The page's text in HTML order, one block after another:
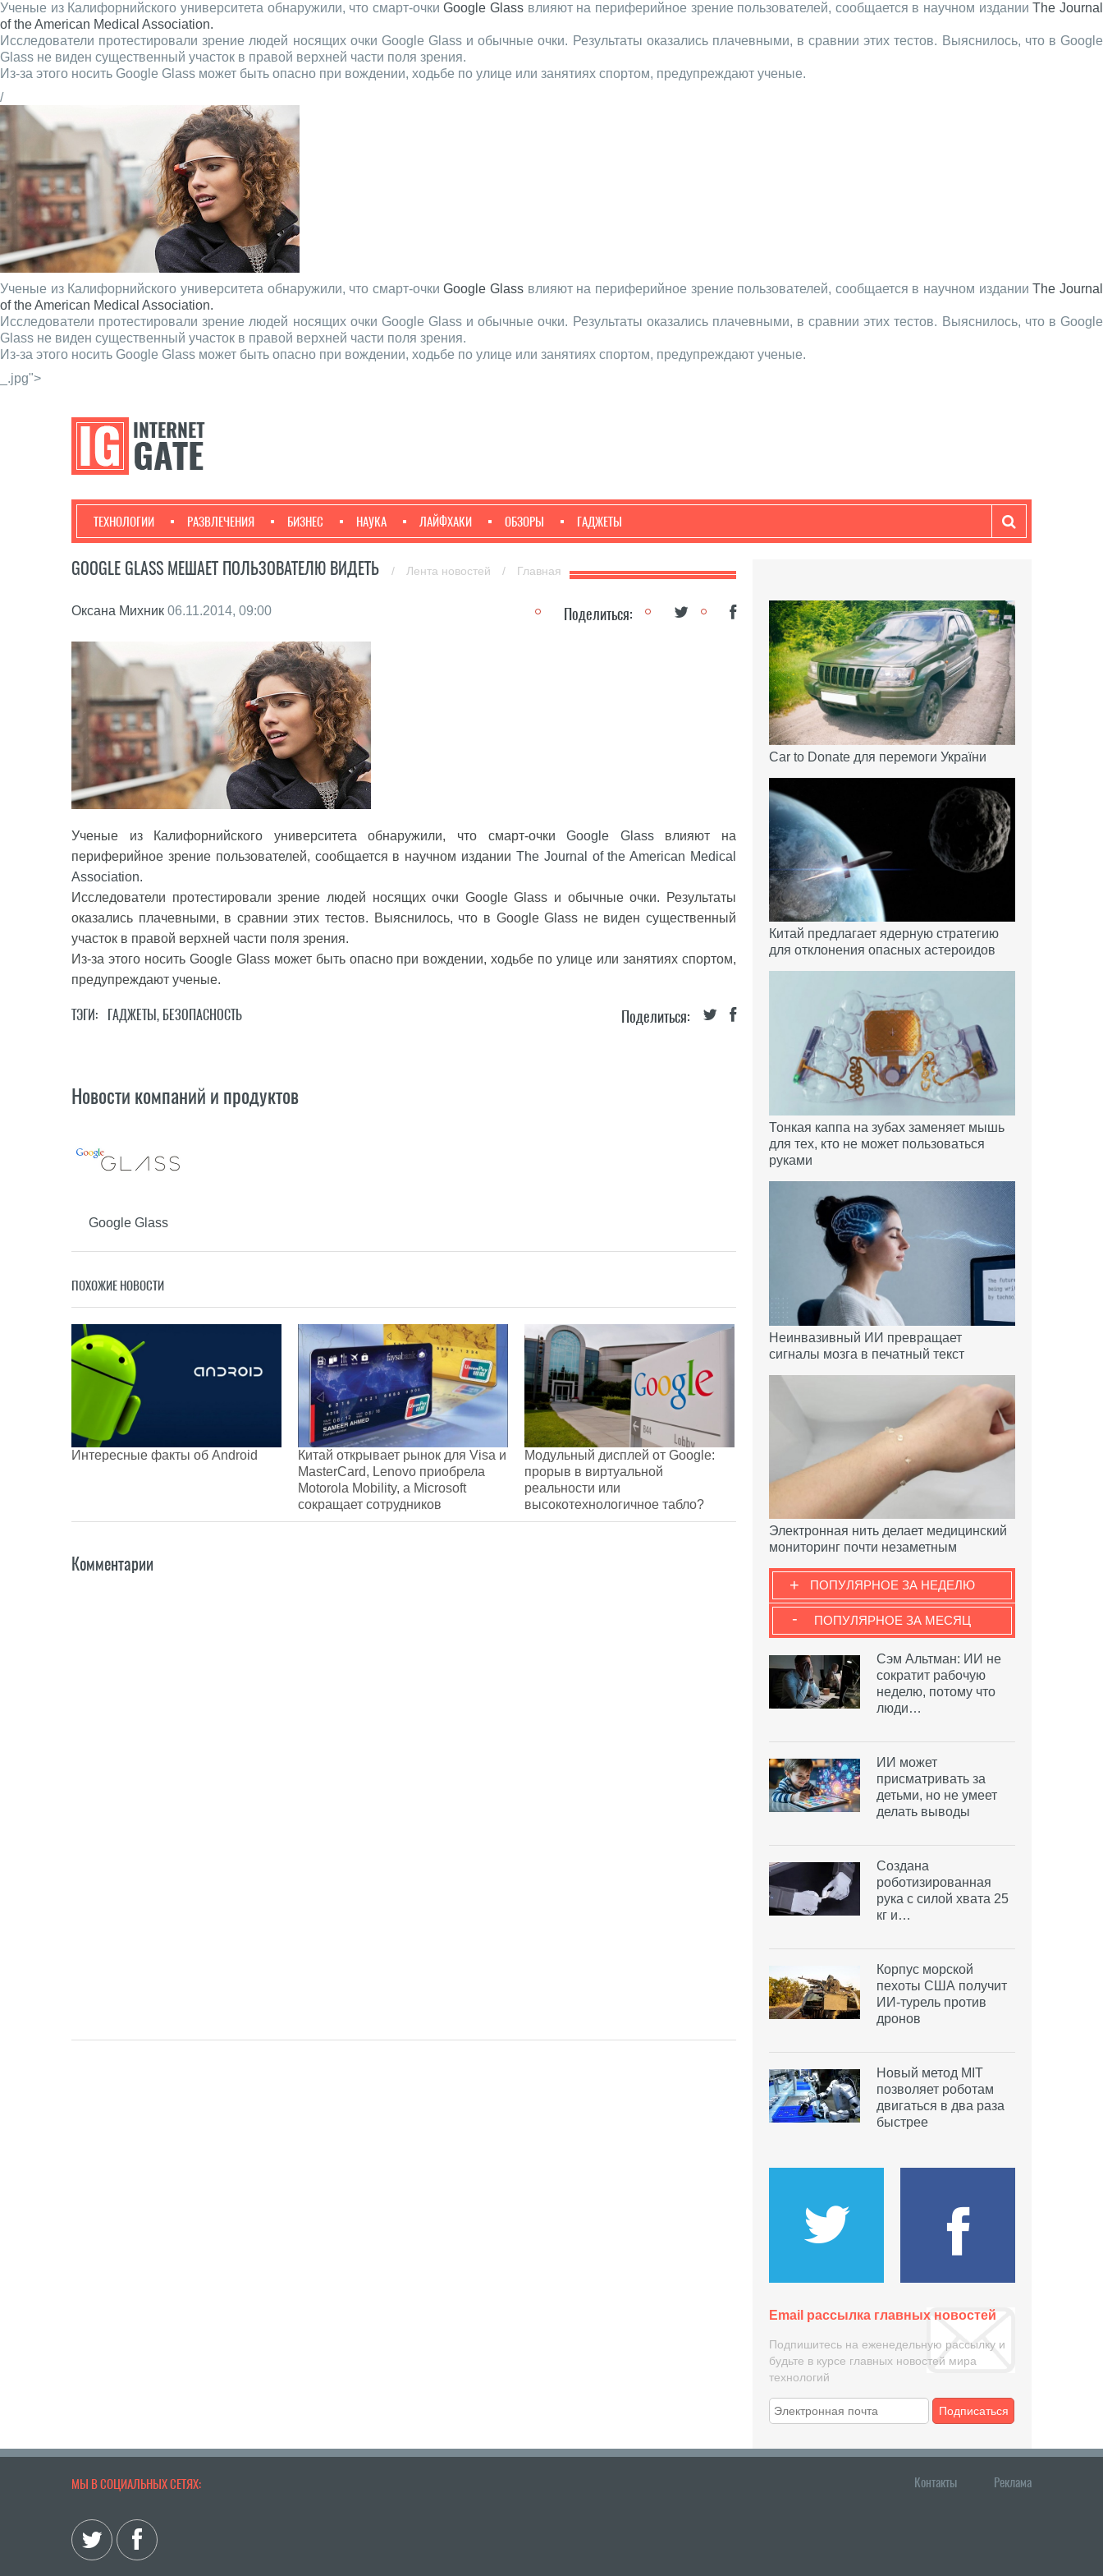
Ученые из Калифорнийского университета обнаружили, что смарт-очкиGoogle Glass влияют на периферийное зрение пользователей, сообщается в научном изданииThe Journal
of the American Medical Association.
Исследователи протестировали зрение людей носящих очки Google Glass и обычные очки. Результаты оказались плачевными, в сравнии этих тестов. Выяснилось, что в Google
Glass не виден существенный участок в правой верхней части поля зрения.
Из-за этого носить Google Glass может быть опасно при вождении, ходьбе по улице или занятиях спортом, предупреждают ученые.
/
Ученые из Калифорнийского университета обнаружили, что смарт-очкиGoogle Glass влияют на периферийное зрение пользователей, сообщается в научном изданииThe Journal
of the American Medical Association.
Исследователи протестировали зрение людей носящих очки Google Glass и обычные очки. Результаты оказались плачевными, в сравнии этих тестов. Выяснилось, что в Google
Glass не виден существенный участок в правой верхней части поля зрения.
Из-за этого носить Google Glass может быть опасно при вождении, ходьбе по улице или занятиях спортом, предупреждают ученые.
_.jpg">
ТЕХНОЛОГИИ РАЗВЛЕЧЕНИЯ БИЗНЕС НАУКА ЛАЙФХАКИ ОБЗОРЫ ГАДЖЕТЫ
GOOGLE GLASS МЕШАЕТ ПОЛЬЗОВАТЕЛЮ ВИДЕТЬ / Лента новостей / Главная
Оксана Михник 06.11.2014, 09:00 Поделиться:
Ученые из Калифорнийского университета обнаружили, что смарт-очкиGoogle Glassвлияют на
периферийное зрение пользователей, сообщается в научном издании The Journal of the American Medical
Association.
Исследователи протестировали зрение людей носящих очки Google Glass и обычные очки. Результаты
оказались плачевными, в сравнии этих тестов. Выяснилось, что в Google Glass не виден существенный
участок в правой верхней части поля зрения.
Из-за этого носить Google Glass может быть опасно при вождении, ходьбе по улице или занятиях спортом,
предупреждают ученые.
Поделиться:
ТЭГИ: ГАДЖЕТЫ, БЕЗОПАСНОСТЬ
Новости компаний и продуктов
Google Glass
ПОХОЖИЕ НОВОСТИ
Интересные факты об Android
Китай открывает рынок для Visa и
MasterCard, Lenovo приобрела
Motorola Mobility, а Microsoft
сокращает сотрудников
Модульный дисплей от Google:
прорыв в виртуальной
реальности или
высокотехнологичное табло?
Комментарии
Car to Donate для перемоги України
Китай предлагает ядерную стратегию
для отклонения опасных астероидов
Тонкая каппа на зубах заменяет мышь
для тех, кто не может пользоваться
руками
Неинвазивный ИИ превращает
сигналы мозга в печатный текст
Электронная нить делает медицинский
мониторинг почти незаметным
ПОПУЛЯРНОЕ ЗА НЕДЕЛЮ
+
ПОПУЛЯРНОЕ ЗА МЕСЯЦ
-
Сэм Альтман: ИИ не
сократит рабочую
неделю, потому что
люди…
ИИ может
присматривать за
детьми, но не умеет
делать выводы
Создана
роботизированная
рука с силой хвата 25
кг и…
Корпус морской
пехоты США получит
ИИ-турель против
дронов
Новый метод MIT
позволяет роботам
двигаться в два раза
быстрее
Email рассылка главных новостей
Подпишитесь на еженедельную рассылку и
будьте в курсе главных новостей мира
технологий
Подписаться
МЫ В СОЦИАЛЬНЫХ СЕТЯХ: Контакты Реклама